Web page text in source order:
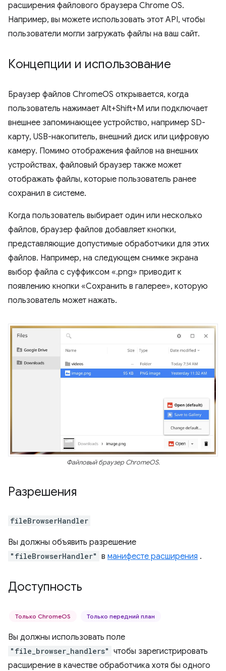
расширения файлового браузера Chrome OS.
Например, вы можете использовать этот API, чтобы
пользователи могли загружать файлы на ваш сайт.
Концепции и использование
Браузер файлов ChromeOS открывается, когда
пользователь нажимает Alt+Shift+M или подключает
внешнее запоминающее устройство, например SD-
карту, USB-накопитель, внешний диск или цифровую
камеру. Помимо отображения файлов на внешних
устройствах, файловый браузер также может
отображать файлы, которые пользователь ранее
сохранил в системе.
Когда пользователь выбирает один или несколько
файлов, браузер файлов добавляет кнопки,
представляющие допустимые обработчики для этих
файлов. Например, на следующем снимке экрана
выбор файла с суффиксом «.png» приводит к
появлению кнопки «Сохранить в галерее», которую
пользователь может нажать.
Файловый браузер ChromeOS.
Разрешения
fileBrowserHandler
Вы должны объявить разрешение
"fileBrowserHandler" в манифесте расширения .
Доступность
Только ChromeOS Только передний план
Вы должны использовать поле
"file_browser_handlers" чтобы зарегистрировать
расширение в качестве обработчика хотя бы одного